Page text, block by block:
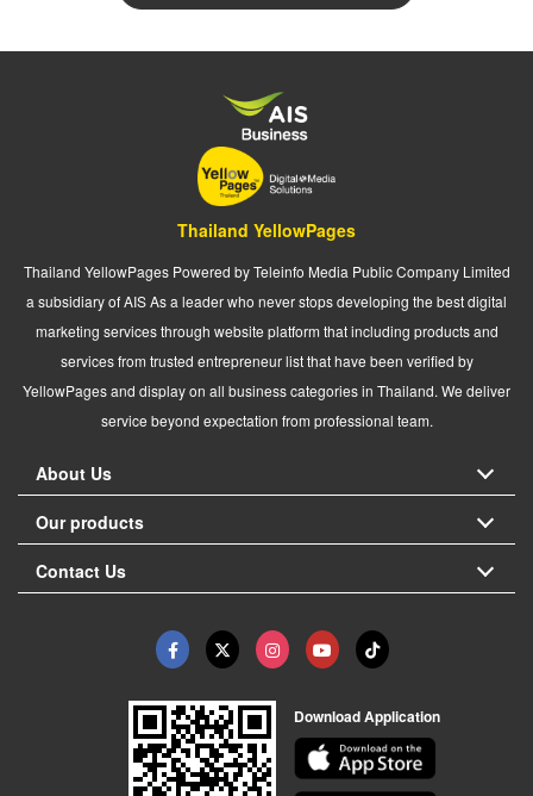
Thailand YellowPages
Thailand YellowPages Powered by Teleinfo Media Public Company Limited
a subsidiary of AIS As a leader who never stops developing the best digital
marketing services through website platform that including products and
services from trusted entrepreneur list that have been verified by
YellowPages and display on all business categories in Thailand. We deliver
service beyond expectation from professional team.
About Us
Our products
Contact Us
Download Application